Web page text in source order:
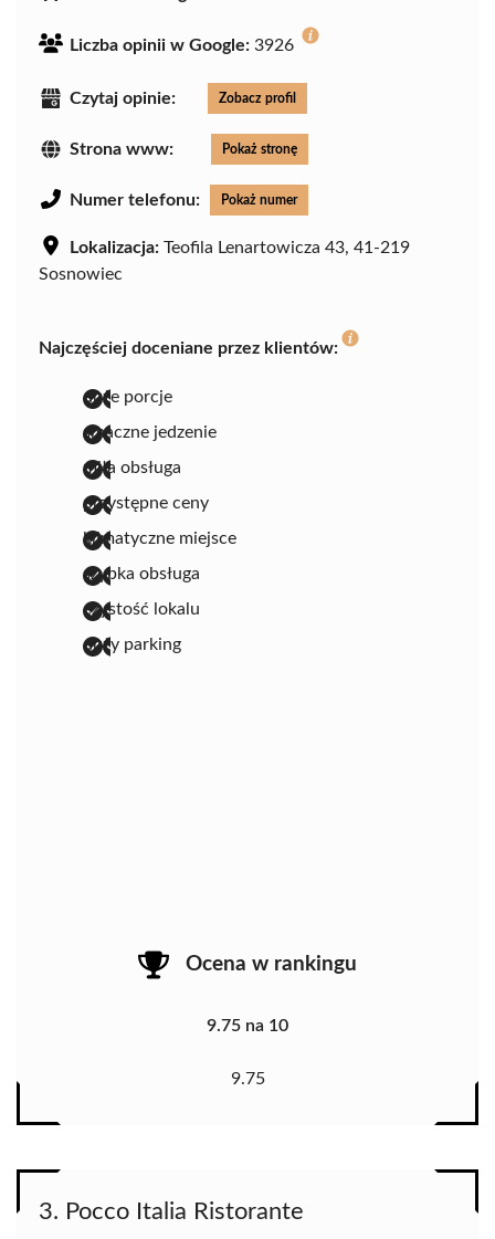
Liczba opinii w Google: 3926
Czytaj opinie: Zobacz profil
Strona www: Pokaż stronę
Numer telefonu: Pokaż numer
Lokalizacja: Teofila Lenartowicza 43, 41-219
Sosnowiec
Najczęściej doceniane przez klientów:
duże porcje
smaczne jedzenie
miła obsługa
przystępne ceny
klimatyczne miejsce
szybka obsługa
czystość lokalu
duży parking
Ocena w rankingu
9.75 na 10
9.75
3. Pocco Italia Ristorante